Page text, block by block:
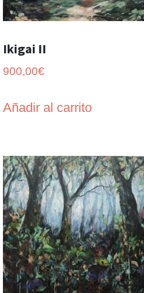
Ikigai II
900,00€
Añadir al carrito